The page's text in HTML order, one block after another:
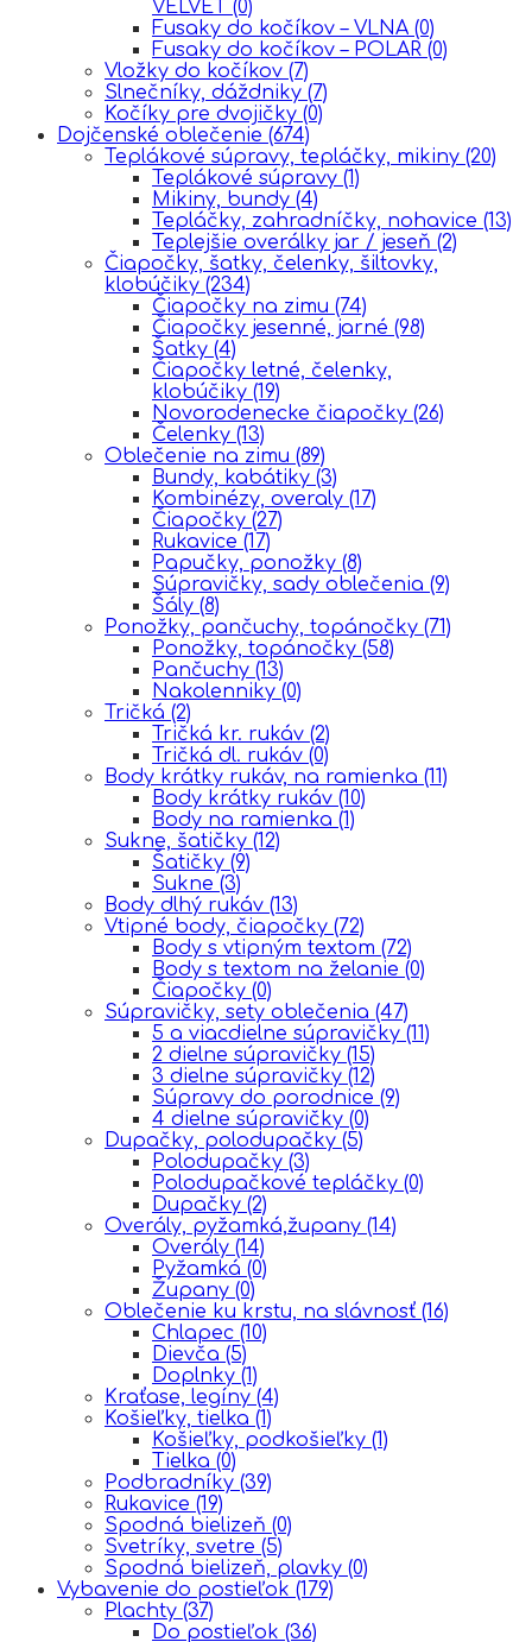
VELVET (0)
Fusaky do kočíkov – VLNA (0)
Fusaky do kočíkov – POLAR (0)
Vložky do kočíkov (7)
Slnečníky, dáždniky (7)
Kočíky pre dvojičky (0)
Dojčenské oblečenie (674)
Teplákové súpravy, tepláčky, mikiny (20)
Teplákové súpravy (1)
Mikiny, bundy (4)
Tepláčky, zahradníčky, nohavice (13)
Teplejšie overálky jar / jeseň (2)
Čiapočky, šatky, čelenky, šiltovky,
klobúčiky (234)
Čiapočky na zimu (74)
Čiapočky jesenné, jarné (98)
Šatky (4)
Čiapočky letné, čelenky,
klobúčiky (19)
Novorodenecke čiapočky (26)
Čelenky (13)
Oblečenie na zimu (89)
Bundy, kabátiky (3)
Kombinézy, overaly (17)
Čiapočky (27)
Rukavice (17)
Papučky, ponožky (8)
Súpravičky, sady oblečenia (9)
Šály (8)
Ponožky, pančuchy, topánočky (71)
Ponožky, topánočky (58)
Pančuchy (13)
Nakolenniky (0)
Tričká (2)
Tričká kr. rukáv (2)
Tričká dl. rukáv (0)
Body krátky rukáv, na ramienka (11)
Body krátky rukáv (10)
Body na ramienka (1)
Sukne, šatičky (12)
Šatičky (9)
Sukne (3)
Body dlhý rukáv (13)
Vtipné body, čiapočky (72)
Body s vtipným textom (72)
Body s textom na želanie (0)
Čiapočky (0)
Súpravičky, sety oblečenia (47)
5 a viacdielne súpravičky (11)
2 dielne súpravičky (15)
3 dielne súpravičky (12)
Súpravy do porodnice (9)
4 dielne súpravičky (0)
Dupačky, polodupačky (5)
Polodupačky (3)
Polodupačkové tepláčky (0)
Dupačky (2)
Overály, pyžamká,župany (14)
Overály (14)
Pyžamká (0)
Župany (0)
Oblečenie ku krstu, na slávnosť (16)
Chlapec (10)
Dievča (5)
Doplnky (1)
Kraťase, legíny (4)
Košieľky, tielka (1)
Košieľky, podkošieľky (1)
Tielka (0)
Podbradníky (39)
Rukavice (19)
Spodná bielizeň (0)
Svetríky, svetre (5)
Spodná bielizeň, plavky (0)
Vybavenie do postieľok (179)
Plachty (37)
Do postieľok (36)